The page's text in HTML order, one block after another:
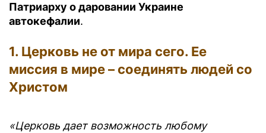
Патриарху о даровании Украине
автокефалии.
1. Церковь не от мира сего. Ее
миссия в мире – соединять людей со
Христом
«Церковь дает возможность любому